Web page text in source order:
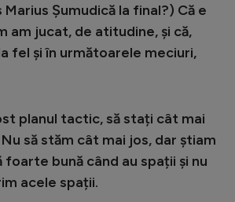
în cont
Marius Șumudică la final?) Că e
am jucat, de atitudine, și că,
fel și în următoarele meciuri,
planul tactic, să stați cât mai
să stăm cât mai jos, dar știam
foarte bună când au spații și nu
acele spații.